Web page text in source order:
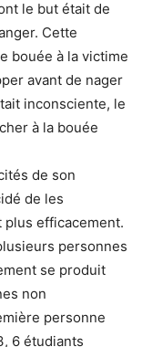
le but était de
Cette
bouée à la victime
avant de nager
inconsciente, le
à la bouée
de son
de les
plus efficacement.
personnes
se produit
non
personne
6 étudiants